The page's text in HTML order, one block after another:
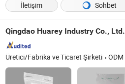
İletişim
Sohbet
Qingdao Huarey Industry Co., Ltd.
Üretici/Fabrika ve Ticaret Şirketi ODM